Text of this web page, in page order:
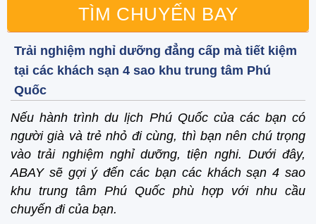
TÌM CHUYẾN BAY
Trải nghiệm nghỉ dưỡng đẳng cấp mà tiết kiệm
tại các khách sạn 4 sao khu trung tâm Phú
Quốc
Nếu hành trình du lịch Phú Quốc của các bạn có
người già và trẻ nhỏ đi cùng, thì bạn nên chú trọng
vào trải nghiệm nghỉ dưỡng, tiện nghi. Dưới đây,
ABAY sẽ gợi ý đến các bạn các khách sạn 4 sao
khu trung tâm Phú Quốc phù hợp với nhu cầu
chuyến đi của bạn.